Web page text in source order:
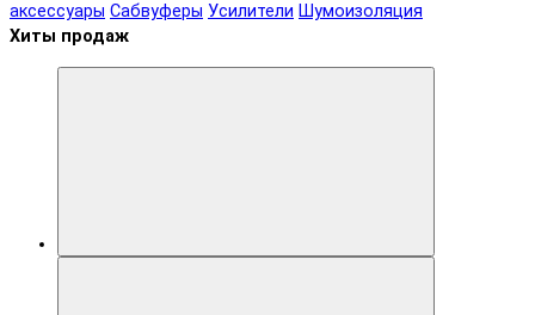
аксессуары Сабвуферы Усилители Шумоизоляция
Хиты продаж